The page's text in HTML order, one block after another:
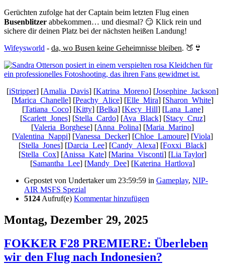
Gerüchten zufolge hat der Captain beim letzten Flug einen
Busenblitzer abbekommen… und diesmal? 😏 Klick rein und
sichere dir deinen Platz bei der nächsten heißen Landung!
Wifeysworld - da, wo Busen keine Geheimnisse bleiben. 🍑👙
[iStripper] [Amalia_Davis] [Katrina_Moreno] [Josephine_Jackson]
[Marica_Chanelle] [Peachy_Alice] [Elle_Mira] [Sharon_White]
[Tatiana_Coco] [Kitty] [Belka] [Kecy_Hill] [Lana_Lane]
[Scarlett_Jones] [Stella_Cardo] [Ava_Black] [Stacy_Cruz]
[Valeria_Borghese] [Anna_Polina] [Maria_Marino]
[Valentina_Nappi] [Vanessa_Decker] [Chloe_Lamoure] [Viola]
[Stella_Jones] [Darcia_Lee] [Candy_Alexa] [Foxxi_Black]
[Stella_Cox] [Anissa_Kate] [Marina_Visconti] [Lia Taylor]
[Samantha_Lee] [Mandy_Dee] [Katerina_Hartlova]
Gepostet von Undertakerum 23:59:59 in Gameplay, NIP-
AIR MSFS Spezial
5124 Aufruf(e) Kommentar hinzufügen
Montag, Dezember 29, 2025
FOKKER F28 PREMIERE: Überleben
wir den Flug nach Indonesien?